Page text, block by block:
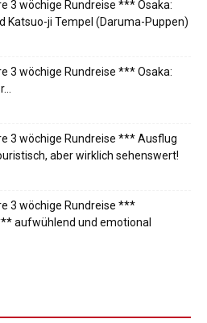
3 wöchige Rundreise *** Osaka:
Katsuo-ji Tempel (Daruma-Puppen)
3 wöchige Rundreise *** Osaka:
3 wöchige Rundreise *** Ausflug
aber wirklich sehenswert!
3 wöchige Rundreise ***
aufwühlend und emotional